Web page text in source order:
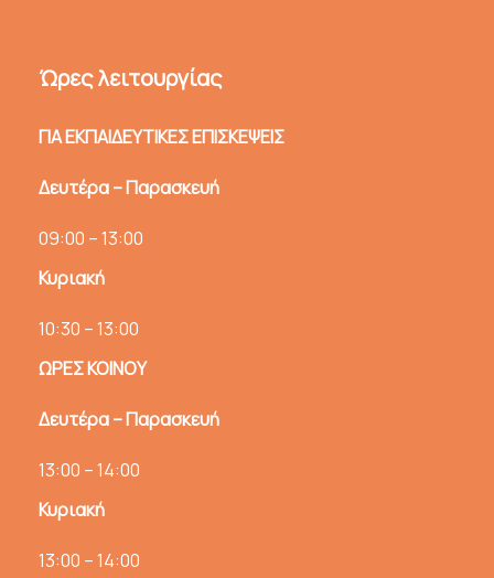
Ώρες λειτουργίας
ΓΙΑ ΕΚΠΑΙΔΕΥΤΙΚΕΣ ΕΠΙΣΚΕΨΕΙΣ
Δευτέρα – Παρασκευή
09:00 – 13:00
Κυριακή
10:30 – 13:00
ΩΡΕΣ ΚΟΙΝΟΥ
Δευτέρα – Παρασκευή
13:00 – 14:00
Κυριακή
13:00 – 14:00